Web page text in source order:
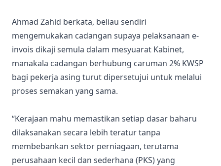
Ahmad Zahid berkata, beliau sendiri
mengemukakan cadangan supaya pelaksanaan e-
invois dikaji semula dalam mesyuarat Kabinet,
manakala cadangan berhubung caruman 2% KWSP
bagi pekerja asing turut dipersetujui untuk melalui
proses semakan yang sama.
“Kerajaan mahu memastikan setiap dasar baharu
dilaksanakan secara lebih teratur tanpa
membebankan sektor perniagaan, terutama
perusahaan kecil dan sederhana (PKS) yang